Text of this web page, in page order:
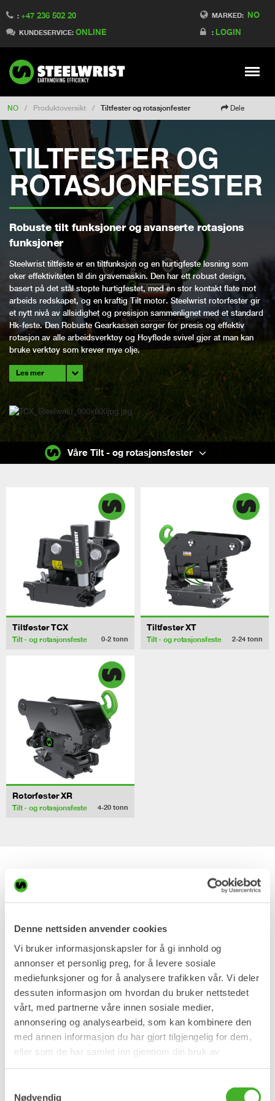
Denne nettsiden anvender cookies
Vi bruker informasjonskapsler for å gi innhold og
annonser et personlig preg, for å levere sosiale
mediefunksjoner og for å analysere trafikken vår. Vi deler
dessuten informasjon om hvordan du bruker nettstedet
vårt, med partnerne våre innen sosiale medier,
annonsering og analysearbeid, som kan kombinere den
med annen informasjon du har gjort tilgjengelig for dem,
eller som de har samlet inn gjennom din bruk av
Nødvendig
MARKED: NO
: LOGIN
: +47 236 502 20
KUNDESERVICE: ONLINE
Meny
Switch to Finland
Switch to Denmark
Switch to China
Switch to Australia
Change market
NO / Produktoversikt / Tiltfester og rotasjonfester Dele
TILTFESTER OG
ROTASJONFESTER
Robuste tilt funksjoner og avanserte rotasjons
funksjoner
Steelwrist tiltfeste er en tiltfunksjon og en hurtigfeste løsning som
øker effektiviteten til din gravemaskin. Den har ett robust design,
basert på det stål støpte hurtigfestet, med en stor kontakt flate mot
arbeids redskapet, og en kraftig Tilt motor. Steelwrist rotorfester gir
et nytt nivå av allsidighet og presisjon sammenlignet med et standard
Hk-feste. Den Robuste Gearkassen sørger for presis og effektiv
rotasjon av alle arbeidsverktøy og Hoyfløde svivel gjør at man kan
bruke verktøy som krever mye olje.
Les mer
Tiltfester TCX
Tilt - og rotasjonsfeste 0-2 tonn
Tiltfester XT
Tilt - og rotasjonsfeste 2-24 tonn
Rotorfester XR
Tilt - og rotasjonsfeste 4-20 tonn
Våre Tilt - og rotasjonsfester
Øk din gravemaskins
allsidighet med ett
tiltfeste eller ett rotorfeste
Når du ikke trenger full tiltrotator funksjonalitet er tiltfeste og
rotorfeste alternativer som vil øke allsidigheten til din
gravemaskin. Installation er enkel og man trenger ikke eget
kontroll system. Enten det handler om veibygging, landskaps
arkitetur, planere skråninger eller grave grøfter, gjør våre
tiltfester og rotorfester at du kan bruke redskapene dine
For lett til moderat arbeide hvor rotasjon ikke er avgjørende ,
men å kunne vinkle redskapet forbedrer effektiviteten så er